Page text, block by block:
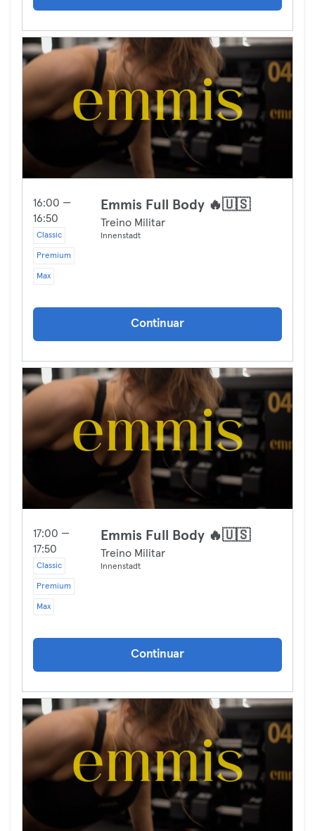
16:00 —
16:50
Classic
Premium
Max
Emmis Full Body 🔥🇺🇸
Treino Militar
Innenstadt
Continuar
17:00 —
17:50
Classic
Premium
Max
Emmis Full Body 🔥🇺🇸
Treino Militar
Innenstadt
Continuar